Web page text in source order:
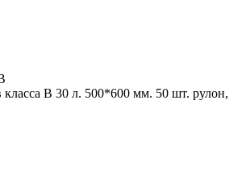
класса В 30 л. 500*600 мм. 50 шт. рулон,